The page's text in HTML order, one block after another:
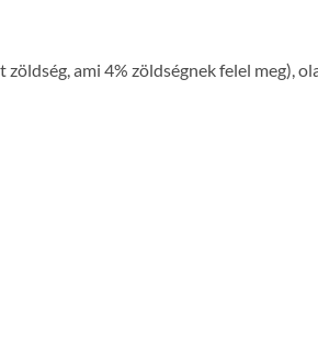
ami 4% zöldségnek felel meg),